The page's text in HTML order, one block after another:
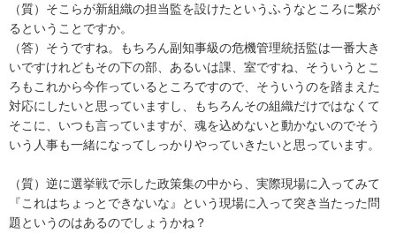
（質）そこらが新組織の担当監を設けたというふうなところに繋が
るということですか。
（答）そうですね。もちろん副知事級の危機管理統括監は一番大き
いですけれどもその下の部、あるいは課、室ですね、そういうとこ
ろもこれから今作っているところですので、そういうのを踏まえた
対応にしたいと思っていますし、もちろんその組織だけではなくて
そこに、いつも言っていますが、魂を込めないと動かないのでそう
いう人事も一緒になってしっかりやっていきたいと思っています。
（質）逆に選挙戦で示した政策集の中から、実際現場に入ってみて
『これはちょっとできないな』という現場に入って突き当たった問
題というのはあるのでしょうかね？